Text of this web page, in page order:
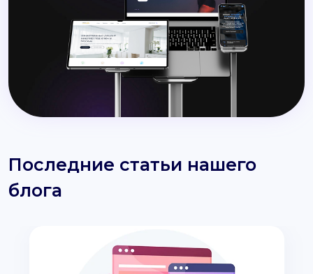
Последние статьи нашего
блога